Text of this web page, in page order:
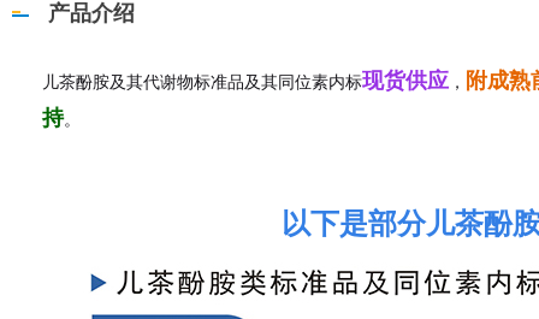
产品介绍
儿茶酚胺及其代谢物标准品及其同位素内标现货供应 ， 附成熟
持。
以下是部分儿茶酚